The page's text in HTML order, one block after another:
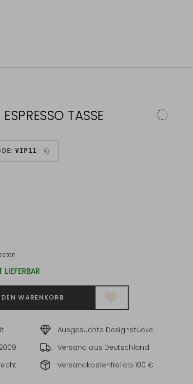
TASSE
VIP11
WARENKORB
Ausgesuchte Designstücke
Versand aus Deutschland
Versandkostenfrei ab 100 €